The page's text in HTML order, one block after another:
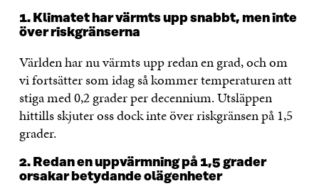
1. Klimatet har värmts upp snabbt, men inte
över riskgränserna
Världen har nu värmts upp redan en grad, och om
vi fortsätter som idag så kommer temperaturen att
stiga med 0,2 grader per decennium. Utsläppen
hittills skjuter oss dock inte över riskgränsen på 1,5
grader.
2. Redan en uppvärmning på 1,5 grader
orsakar betydande olägenheter